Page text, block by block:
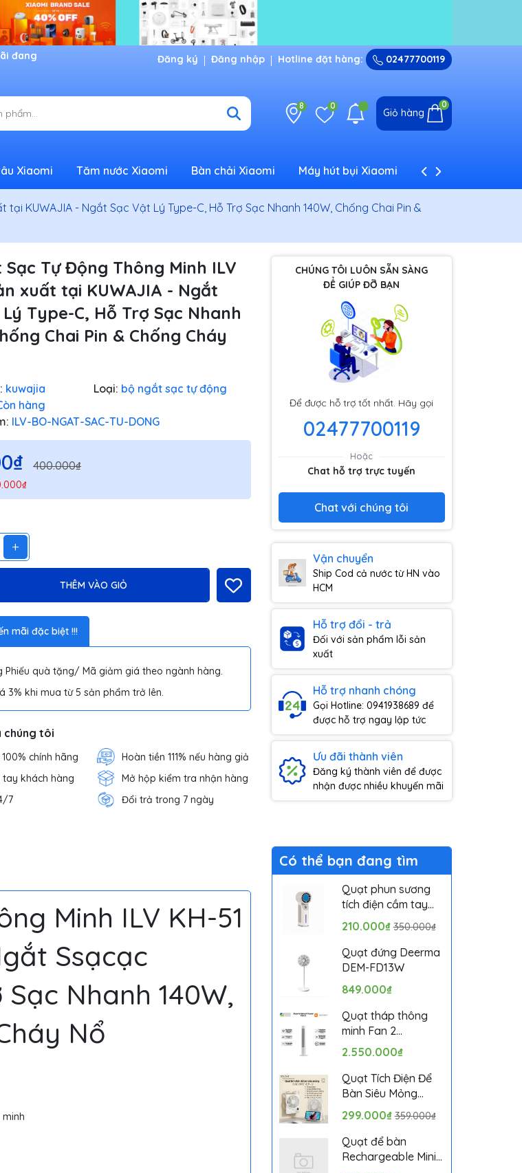
Đăng ký Đăng nhập Hotline đặt hàng: 02477700119
8 0
Giỏ hàng
0
Xiaomi Tăm nước Xiaomi Bàn chải Xiaomi Máy hút bụi Xiaomi Máy tạo ẩm Xiaomi
KUWAJIA - Ngắt Sạc Vật Lý Type-C, Hỗ Trợ Sạc Nhanh 140W, Chống Chai Pin &
Sạc Tự Động Thông Minh ILV
xuất tại KUWAJIA - Ngắt
Type-C, Hỗ Trợ Sạc Nhanh
Chai Pin & Chống Cháy
kuwajia Loại: bộ ngắt sạc tự động
hàng
ILV-BO-NGAT-SAC-TU-DONG
400.000₫
+
THÊM VÀO GIỎ
mãi đặc biệt !!!
Phiếu quà tặng/ Mã giảm giá theo ngành hàng.
3% khi mua từ 5 sản phẩm trở lên.
chúng tôi
chính hãng
Hoàn tiền 111% nếu hàng giả
tay khách hàng
Mở hộp kiểm tra nhận hàng
7
Đổi trả trong 7 ngày
CHÚNG TÔI LUÔN SẴN SÀNG
ĐỂ GIÚP ĐỠ BẠN
Để được hỗ trợ tốt nhất. Hãy gọi
02477700119
Hoặc
Chat hỗ trợ trực tuyến
Chat với chúng tôi
Vận chuyển
Ship Cod cả nước từ HN vào
HCM
Hỗ trợ đổi - trả
Đối với sản phẩm lỗi sản
xuất
Hỗ trợ nhanh chóng
Gọi Hotline: 0941938689 để
được hỗ trợ ngay lập tức
Ưu đãi thành viên
Đăng ký thành viên để được
nhận được nhiều khuyến mãi
Minh ILV KH-51
Ssạcạc
Nhanh 140W,
Nổ
Có thể bạn đang tìm
Quạt phun sương
tích điện cầm tay
mini có sò lạnh
Solove MLS6212B -
Bảo hành 1 tháng
210.000₫ 350.000₫
Quạt đứng Deerma
DEM-FD13W
849.000₫
Quạt tháp thông
minh Fan 2
BPTS02DMU bản
quốc tế
2.550.000₫
Quạt Tích Điện Để
Bàn Siêu Mỏng
SOLOVE KP-11 với 6
Cấp Độ Gió, Màn
Hình LCD, Tích Hợp
Giá Đỡ Điện Thoại
299.000₫ 359.000₫
Quạt để bàn
Rechargeable Mini